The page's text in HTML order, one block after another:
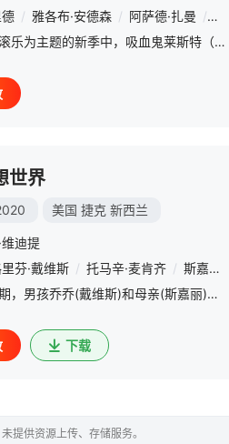
德 / 雅各布·安德森 / 阿萨德·扎曼 / 德
在以摇滚乐为主题的新季中，吸血鬼莱斯特（萨姆·里德 饰）开启了一场火花四溅的跨城巡演，同时被那些来自狂野叛逆过去的“缪斯”所纠缠。随着乐队人气和明星光环的飙升，莱斯特对吸血鬼和人类的影响力也与日俱增，
世界
美国 捷克 新西兰
维迪提
芬·戴维斯 / 托马辛·麦肯齐 / 斯嘉丽·约翰逊
二战时期，男孩乔乔(戴维斯)和母亲(斯嘉丽)生活在纳粹德国统治下，他不知道母亲在家中藏着一个犹太女孩(麦肯齐)，而母亲秘密为抵抗军工作。乔乔渴望加入希特勒青年团，他脑内出了一个颠覆版的希特勒，这个希特
下载
提供资源上传、存储服务。